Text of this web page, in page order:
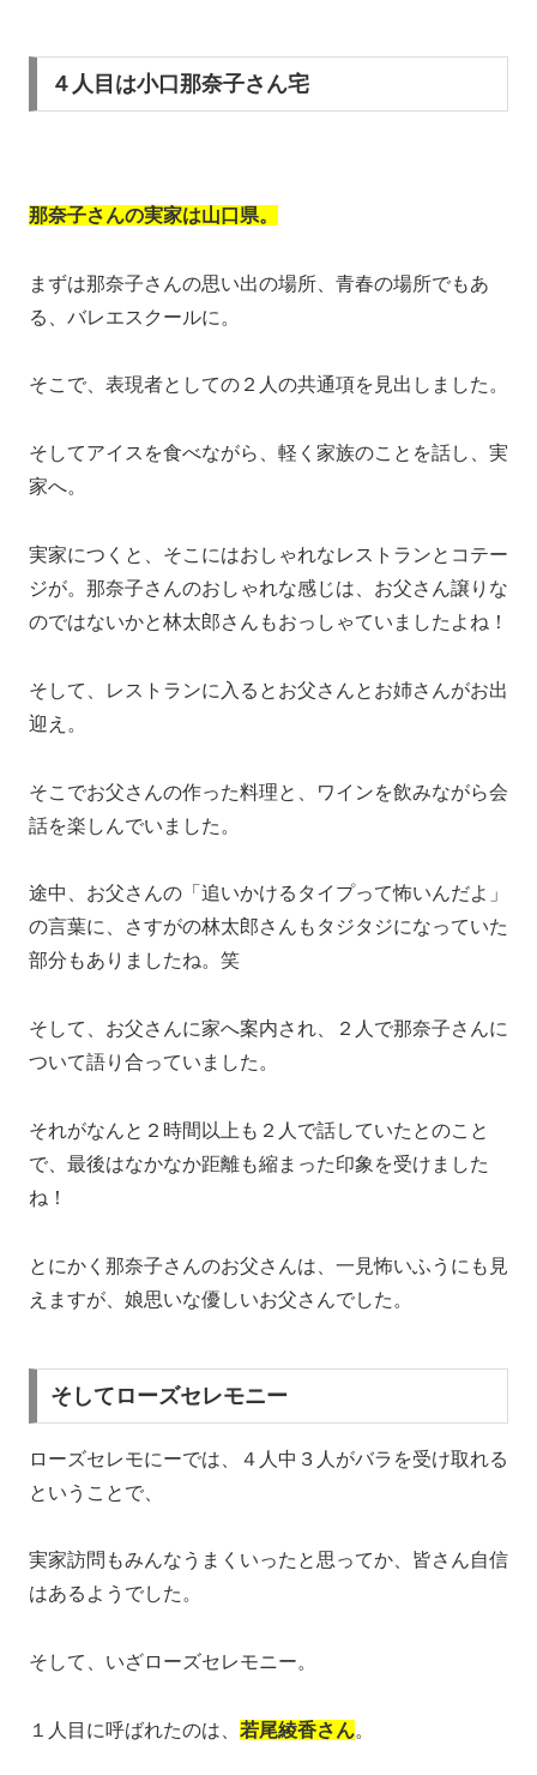
４人目は小口那奈子さん宅
那奈子さんの実家は山口県。
まずは那奈子さんの思い出の場所、青春の場所でもあ
る、バレエスクールに。
そこで、表現者としての２人の共通項を見出しました。
そしてアイスを食べながら、軽く家族のことを話し、実
家へ。
実家につくと、そこにはおしゃれなレストランとコテー
ジが。那奈子さんのおしゃれな感じは、お父さん譲りな
のではないかと林太郎さんもおっしゃていましたよね！
そして、レストランに入るとお父さんとお姉さんがお出
迎え。
そこでお父さんの作った料理と、ワインを飲みながら会
話を楽しんでいました。
途中、お父さんの「追いかけるタイプって怖いんだよ」
の言葉に、さすがの林太郎さんもタジタジになっていた
部分もありましたね。笑
そして、お父さんに家へ案内され、２人で那奈子さんに
ついて語り合っていました。
それがなんと２時間以上も２人で話していたとのこと
で、最後はなかなか距離も縮まった印象を受けました
ね！
とにかく那奈子さんのお父さんは、一見怖いふうにも見
えますが、娘思いな優しいお父さんでした。
そしてローズセレモニー
ローズセレモにーでは、４人中３人がバラを受け取れる
ということで、
実家訪問もみんなうまくいったと思ってか、皆さん自信
はあるようでした。
そして、いざローズセレモニー。
１人目に呼ばれたのは、 若尾綾香さん。